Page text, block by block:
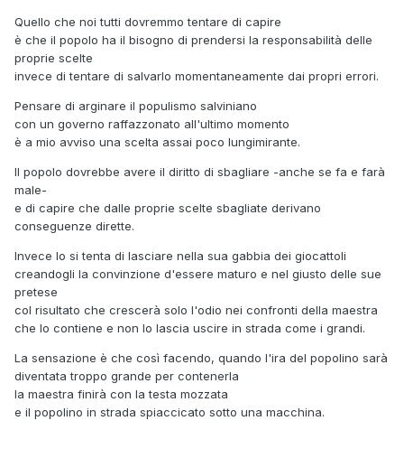
Quello che noi tutti dovremmo tentare di capire
è che il popolo ha il bisogno di prendersi la responsabilità delle
proprie scelte
invece di tentare di salvarlo momentaneamente dai propri errori.
Pensare di arginare il populismo salviniano
con un governo raffazzonato all'ultimo momento
è a mio avviso una scelta assai poco lungimirante.
Il popolo dovrebbe avere il diritto di sbagliare -anche se fa e farà
male-
e di capire che dalle proprie scelte sbagliate derivano
conseguenze dirette.
Invece lo si tenta di lasciare nella sua gabbia dei giocattoli
creandogli la convinzione d'essere maturo e nel giusto delle sue
pretese
col risultato che crescerà solo l'odio nei confronti della maestra
che lo contiene e non lo lascia uscire in strada come i grandi.
La sensazione è che così facendo, quando l'ira del popolino sarà
diventata troppo grande per contenerla
la maestra finirà con la testa mozzata
e il popolino in strada spiaccicato sotto una macchina.